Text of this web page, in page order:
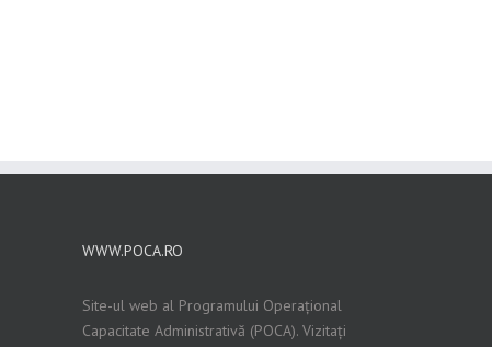
WWW.POCA.RO
Site-ul web al Programului Operațional
Capacitate Administrativă (POCA). Vizitați